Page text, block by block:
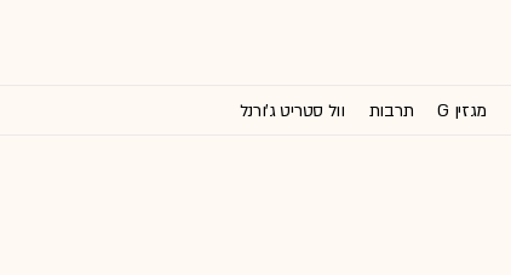
מגזין G תרבות וול סטריט ג'ורנל